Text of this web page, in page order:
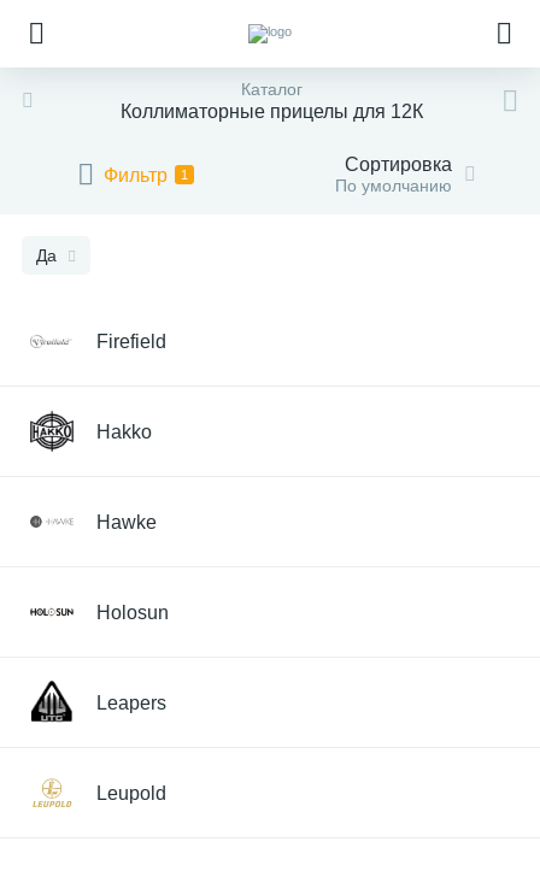
Каталог
Коллиматорные прицелы для 12К
Фильтр 1 Сортировка
По умолчанию
Да
Firefield
Hakko
Hawke
Holosun
Leapers
Leupold